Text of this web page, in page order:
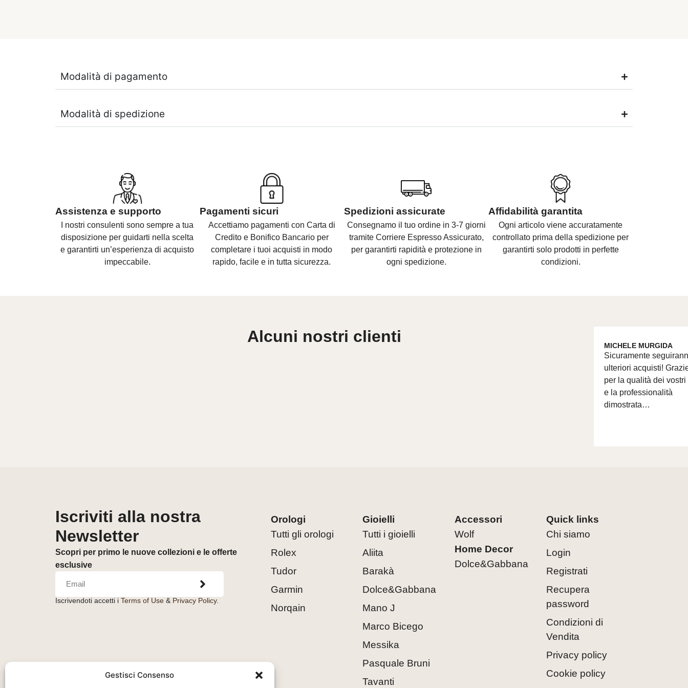
Gestisci Consenso
Modalità di pagamento
Modalità di spedizione
Assistenza e supporto
I nostri consulenti sonosempre a tua
disposizione per guidarti nella scelta
egarantirti un’esperienza di acquisto
impeccabile.
Pagamenti sicuri
Accettiamo pagamenti con Carta di
Credito e Bonifico Bancario per
completare i tuoi acquisti in modo
rapido, facile e in tutta sicurezza.
Spedizioni assicurate
Consegnamo il tuo ordine in 3-7 giorni
tramite Corriere Espresso Assicurato,
per garantirti rapidità e protezione in
ogni spedizione.
Affidabilità garantita
Ogni articolo viene accuratamente
controllato prima della spedizione per
garantirti solo prodotti in perfette
condizioni.
Alcuni nostri clienti MICHELE MURGIDA
Sicuramente
ulteriori acquisti!
per la qualità dei vostri
e la professionalità
dimostrata…
Iscriviti alla nostra
Newsletter
Scopri per primo le nuove collezioni e le offerte
esclusive
Iscrivendoti accetti i Terms of Use& Privacy Policy.
Orologi
Tutti gli orologi
Rolex
Tudor
Garmin
Norqain
Gioielli
Tutti i gioielli
Aliita
Barakà
Dolce&Gabbana
Mano J
Marco Bicego
Messika
Pasquale Bruni
Tavanti
Accessori
Wolf
Home Decor
Dolce&Gabbana
Quick links
Chi siamo
Login
Registrati
Recupera
password
Condizioni di
Vendita
Privacy policy
Cookie policy